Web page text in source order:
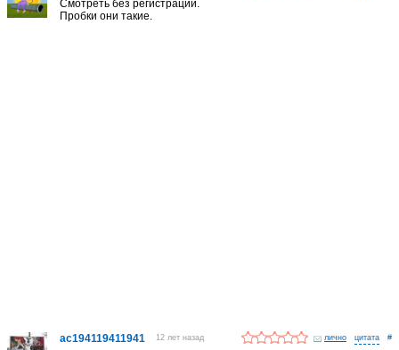
Смотреть без регистрации.
Пробки они такие.
ac194119411941 12 лет назад лично #